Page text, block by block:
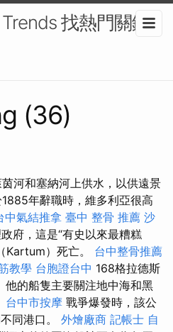
找熱門關鍵
(36)
河和塞納河上供水，以供遠景
年辭職時，維多利亞很高
中氣結推拿 臺中 整骨 推薦 沙
府，這是“有史以來最糟糕
Kartum）死亡。 台中整骨推薦
教學 台胞證台中 168格拉德斯
的船隻主要關注地中海和黑
台中市按摩 戰爭爆發時，該公
同港口。 外燴廠商 記帳士 自